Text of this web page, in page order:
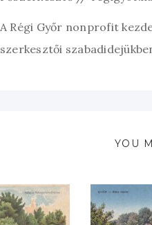
A Régi Győr nonprofit
szerkesztői
YOU